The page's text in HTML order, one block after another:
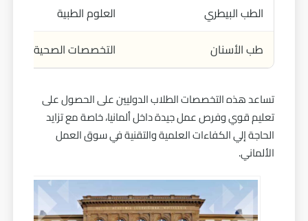
الطب البيطري
العلوم الطبية
طب الأسنان
التخصصات الصحية
تساعد هذه التخصصات الطلاب الدوليين على الحصول على
تعليم قوي وفرص عمل جيدة داخل ألمانيا، خاصة مع تزايد
الحاجة إلي الكفاءات العلمية والتقنية في سوق العمل
الألماني.